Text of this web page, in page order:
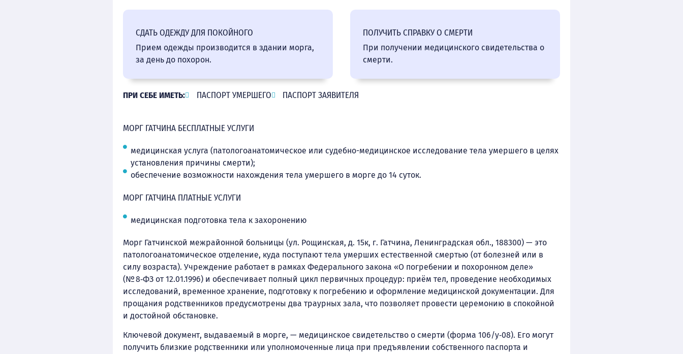
СДАТЬ ОДЕЖДУ ДЛЯ ПОКОЙНОГО
Прием одежды производится в здании морга,
за день до похорон.
ПОЛУЧИТЬ СПРАВКУ О СМЕРТИ
При получении медицинского свидетельства о
смерти.
ПРИ СЕБЕ ИМЕТЬ: ПАСПОРТ УМЕРШЕГО ПАСПОРТ ЗАЯВИТЕЛЯ
МОРГ ГАТЧИНА БЕСПЛАТНЫЕ УСЛУГИ
медицинская услуга (патологоанатомическое или судебно-медицинское исследование тела умершего в целях
установления причины смерти);
обеспечение возможности нахождения тела умершего в морге до 14 суток.
МОРГ ГАТЧИНА ПЛАТНЫЕ УСЛУГИ
медицинская подготовка тела к захоронению
Морг Гатчинской межрайонной больницы (ул. Рощинская, д. 15к, г. Гатчина, Ленинградская обл., 188300) — это
патологоанатомическое отделение, куда поступают тела умерших естественной смертью (от болезней или в
силу возраста). Учреждение работает в рамках Федерального закона «О погребении и похоронном деле»
(№ 8‑ФЗ от 12.01.1996) и обеспечивает полный цикл первичных процедур: приём тел, проведение необходимых
исследований, временное хранение, подготовку к погребению и оформление медицинской документации. Для
прощания родственников предусмотрены два траурных зала, что позволяет провести церемонию в спокойной
и достойной обстановке.
Ключевой документ, выдаваемый в морге, — медицинское свидетельство о смерти (форма 106/у‑08). Его могут
получить близкие родственники или уполномоченные лица при предъявлении собственного паспорта и